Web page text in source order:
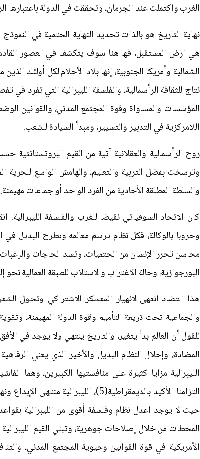
الغرب واكتملت عند الجرمان، وتحققت في الدولة باعتبارها
نهاية التاريخ هو بالذات تحديد النهاية الحتمية في
هي ارض المستقبل، فها هنا سوف يتكشف في العصور
نتاج للثقافة الرأسمالية، والفلسفة الليبرالية التي تفرد
المؤسسات والمساواة وقوة المجتمع المدني، والقوانين
اللامركزية في التدبير والتسيير، ومبدأ السيادة للشعب.
روح الرأسمالية والعقلانية آتية من القيم البروتستانتية
وترسخت بفضل التربية والتعليم، والهامش الواسع
والسلطة المطلقة الأحادية من الفرد الواحد أو جماعات مهيمنة.
كان الاتحاد السوفياتي نقيضا للغرب والفلسفة
وحروبا بالوكالة، فكل نظام يرسم معالمه ويطرح البديل في
محاسن تحرر الإنسان من الحتميات، وتسد الحاجات
البورجوازية، وحالة الاغتراب والاستلاب للطبقة العمالية نحو
هذا التضاد انتهى لانهيار المعسكر الاشتراكي وتحول
والجماعية تحت ذريعة التأميم وقوة الدولة المهيمنة،
للقول أن العالم بدأ يتغير، والتاريخ ينتهي ولا يوجد في
المضادة، وإحلال النظام البديل والأخير الذي يعني
الليبرالية مزايا كثيرة على منافستيها الكبيرين، وهما
التزامنا الأكيد بالديمقراطية(5)،
حيث لا يوجد اعدل نظام وفلسفة أقوى من الليبرالية
المحطات من خلال إصلاحات جوهرية، وتبني القيم
الأمريكية في قوة القوانين وحيوية المجتمع المدني،